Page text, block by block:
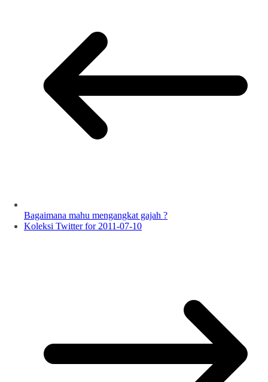
Bagaimana mahu mengangkat gajah ?
Koleksi Twitter for 2011-07-10